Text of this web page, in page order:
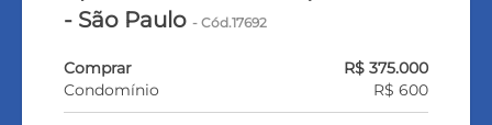
- São Paulo- Cód.17692
Comprar
R$ 375.000
Condomínio
R$ 600